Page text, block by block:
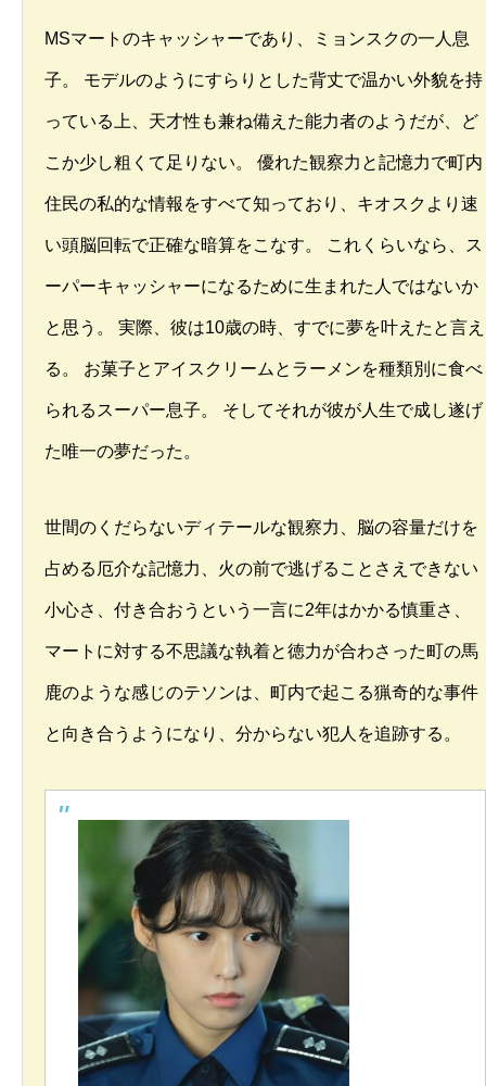
MSマートのキャッシャーであり、ミョンスクの一人息
子。 モデルのようにすらりとした背丈で温かい外貌を持
っている上、天才性も兼ね備えた能力者のようだが、ど
こか少し粗くて足りない。 優れた観察力と記憶力で町内
住民の私的な情報をすべて知っており、キオスクより速
い頭脳回転で正確な暗算をこなす。 これくらいなら、ス
ーパーキャッシャーになるために生まれた人ではないか
と思う。 実際、彼は10歳の時、すでに夢を叶えたと言え
る。 お菓子とアイスクリームとラーメンを種類別に食べ
られるスーパー息子。 そしてそれが彼が人生で成し遂げ
た唯一の夢だった。
世間のくだらないディテールな観察力、脳の容量だけを
占める厄介な記憶力、火の前で逃げることさえできない
小心さ、付き合おうという一言に2年はかかる慎重さ、
マートに対する不思議な執着と徳力が合わさった町の馬
鹿のような感じのテソンは、町内で起こる猟奇的な事件
と向き合うようになり、分からない犯人を追跡する。